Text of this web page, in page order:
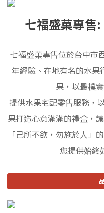
七福盛菓專售
七福盛菓專售位於台中市
年經驗、在地有名的水果
果，以最樸
提供水果宅配零售服務，
果打造心意滿滿的禮盒，
「己所不欲，勿施於人」
您提供始終